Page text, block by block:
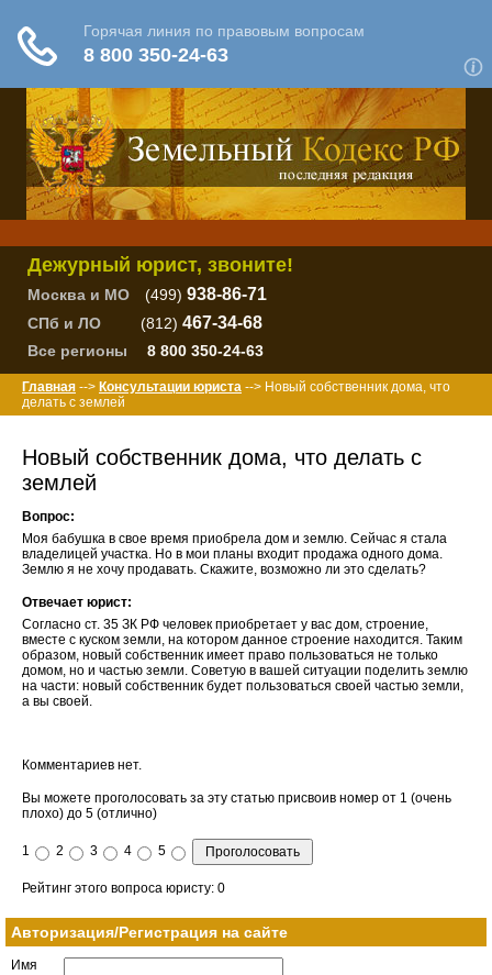
Дежурный юрист, звоните!
Москва и МО (499) 938-86-71
СПб и ЛО (812) 467-34-68
Все регионы 8 800 350-24-63
Главная --> Консультации юриста --> Новый собственник дома, что
делать с землей
Новый собственник дома, что делать с
землей
Вопрос:
Моя бабушка в свое время приобрела дом и землю. Сейчас я стала
владелицей участка. Но в мои планы входит продажа одного дома.
Землю я не хочу продавать. Скажите, возможно ли это сделать?
Отвечает юрист:
Согласно ст. 35 ЗК РФ человек приобретает у вас дом, строение,
вместе с куском земли, на котором данное строение находится. Таким
образом, новый собственник имеет право пользоваться не только
домом, но и частью земли. Советую в вашей ситуации поделить землю
на части: новый собственник будет пользоваться своей частью земли,
а вы своей.
Комментариев нет.
Вы можете проголосовать за эту статью присвоив номер от 1 (очень
плохо) до 5 (отлично)
1 2 3 4 5
Рейтинг этого вопроса юристу: 0
Авторизация/Регистрация на сайте
Имя